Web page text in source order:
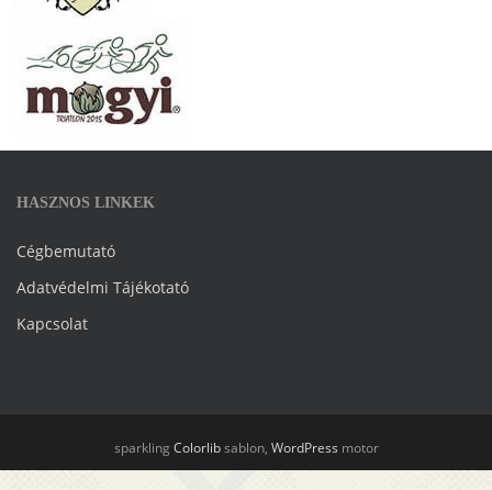
HASZNOS LINKEK
Cégbemutató
Adatvédelmi Tájékotató
Kapcsolat
sparkling Colorlibsablon, WordPress motor